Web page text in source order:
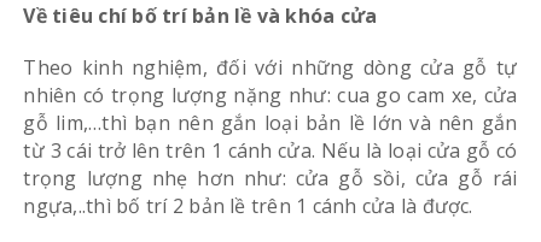
Về tiêu chí bố trí bản lề và khóa cửa
Theo kinh nghiệm, đối với những dòng cửa gỗ tự
nhiên có trọng lượng nặng như: cua go cam xe, cửa
gỗ lim,…thì bạn nên gắn loại bản lề lớn và nên gắn
từ 3 cái trở lên trên 1 cánh cửa. Nếu là loại cửa gỗ có
trọng lượng nhẹ hơn như: cửa gỗ sồi, cửa gỗ rái
ngựa,..thì bố trí 2 bản lề trên 1 cánh cửa là được.